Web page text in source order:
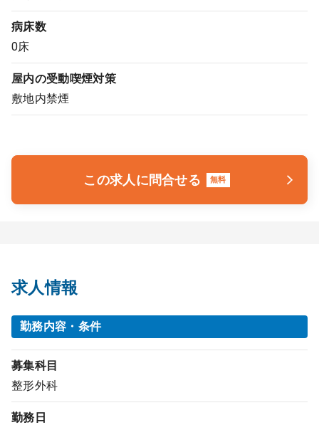
クリニック開業
お問合せ
採用をお考えの医療機関の方
病床数
0床
屋内の受動喫煙対策
敷地内禁煙
この求人に問合せる 無料
求人情報
勤務内容・条件
募集科目
整形外科
勤務日